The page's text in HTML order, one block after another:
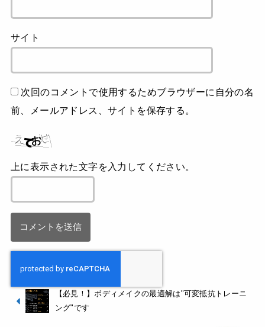
サイト
次回のコメントで使用するためブラウザーに自分の名
前、メールアドレス、サイトを保存する。
上に表示された文字を入力してください。
【必見！】ボディメイクの最適解は"可変抵抗トレーニ
ング"です